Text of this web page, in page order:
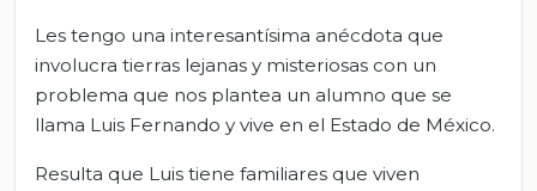
Les tengo una interesantísima anécdota que
involucra tierras lejanas y misteriosas con un
problema que nos plantea un alumno que se
llama Luis Fernando y vive en el Estado de México.
Resulta que Luis tiene familiares que viven